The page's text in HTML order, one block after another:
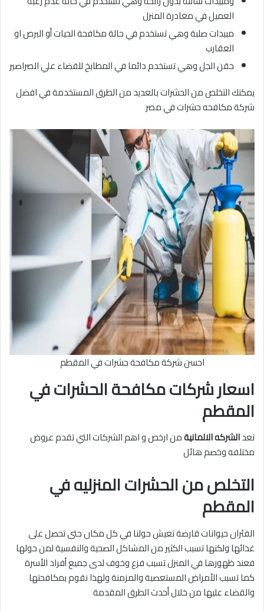
العميل في مغادرة المنزل
مبيدات صلبة وهي تستخدم في حالة مكافحة الحيات أو البرص او
العقارب
حقن الجل وهي تستخدم دائما في المطابخ للقضاء علي الصراصير
يمكنك التخلص من الحشرات بالعديد من الطرق المستخدمة في افضل
شركة مكافحه حشرات في مصر
احسن شركة مكافحة حشرات في المقطم
اسعار شركات مكافحة الحشرات في
المقطم
تعدالشركه الالمانيةمن ارخص و اهم الشركات التي تقدم عروض
مختلفه وخصم هائل
التخلص من الحشرات المنزليه في
المقطم
الفئران حيوانات قارضة تعيش حولنا في كل مكان حتى تحصل على
غذائها ولكنها تسبب الكثير من المشاكل الصحية والنفسية لمن حولها
فعند ظهورها في المنزل تسبب فزع وخوف لدى جميع أفراد الأسرة
كما تسبب الأمراض المستعصية والمزمنة ولهذا نقوم بمكافحتها
والقضاء عليها من خلال أحدث الطرق المقدمة